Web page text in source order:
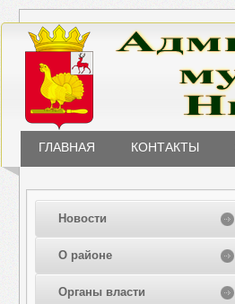
ГЛАВНАЯ КОНТАКТЫ
Новости
О районе
Органы власти